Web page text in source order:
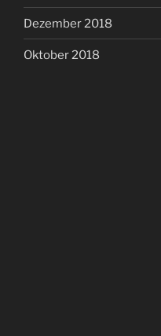
Dezember 2018
Oktober 2018